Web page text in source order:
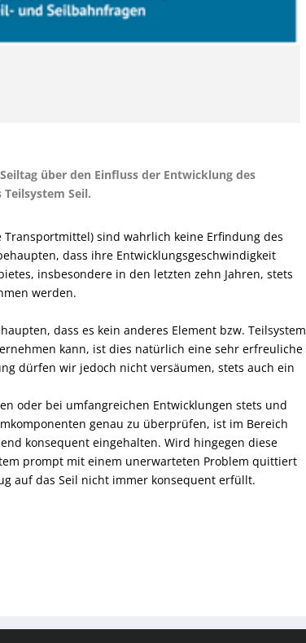
über den Einfluss der Entwicklung des
Seil.
sind wahrlich keine Erfindung des
dass ihre Entwicklungsgeschwindigkeit
insbesondere in den letzten zehn Jahren, stets
werden.
dass es kein anderes Element bzw. Teilsystem
kann, ist dies natürlich eine sehr erfreuliche
dürfen wir jedoch nicht versäumen, stets auch ein
oder bei umfangreichen Entwicklungen stets und
genau zu überprüfen, ist im Bereich
konsequent eingehalten. Wird hingegen diese
prompt mit einem unerwarteten Problem quittiert
auf das Seil nicht immer konsequent erfüllt.